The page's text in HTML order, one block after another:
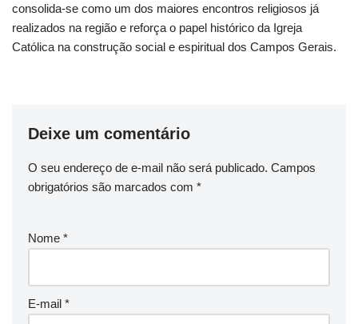
consolida-se como um dos maiores encontros religiosos já
realizados na região e reforça o papel histórico da Igreja
Católica na construção social e espiritual dos Campos Gerais.
Deixe um comentário
O seu endereço de e-mail não será publicado. Campos
obrigatórios são marcados com *
Nome *
E-mail *